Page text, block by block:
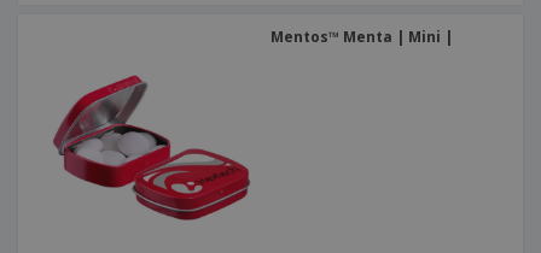
Mentos™ Menta | Mini |